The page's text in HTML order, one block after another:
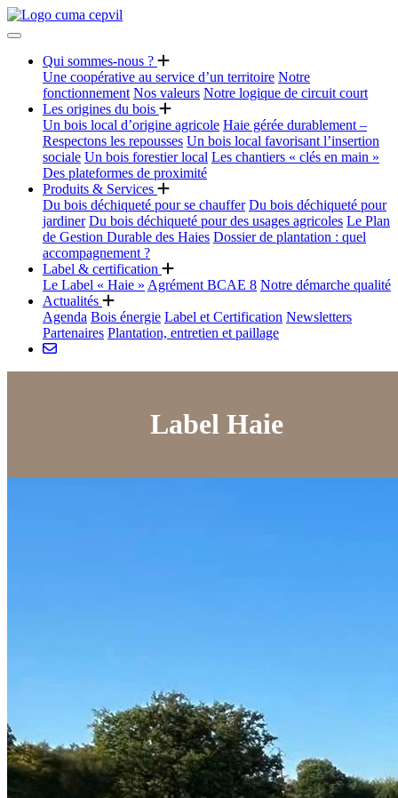
Qui sommes-nous ?
Une coopérative au service d’un territoire Notre
fonctionnement Nos valeurs Notre logique de circuit court
Les origines du bois
Un bois local d’origine agricole Haie gérée durablement –
Respectons les repousses Un bois local favorisant l’insertion
sociale Un bois forestier local Les chantiers « clés en main »
Des plateformes de proximité
Produits & Services
Du bois déchiqueté pour se chauffer Du bois déchiqueté pour
jardiner Du bois déchiqueté pour des usages agricoles Le Plan
de Gestion Durable des Haies Dossier de plantation : quel
accompagnement ?
Label & certification
Le Label « Haie » Agrément BCAE 8 Notre démarche qualité
Actualités
Agenda Bois énergie Label et Certification Newsletters
Partenaires Plantation, entretien et paillage
Label Haie